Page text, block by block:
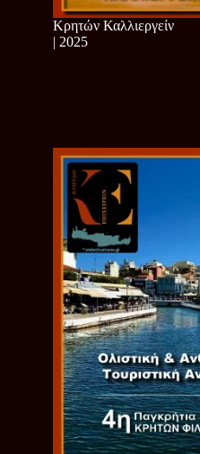
Κρητών Καλλιεργείν
| 2025